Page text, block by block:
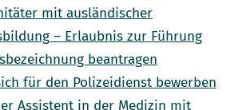
mit ausländischer
– Erlaubnis zur Führung
beantragen
für den Polizeidienst bewerben
Assistent in der Medizin mit